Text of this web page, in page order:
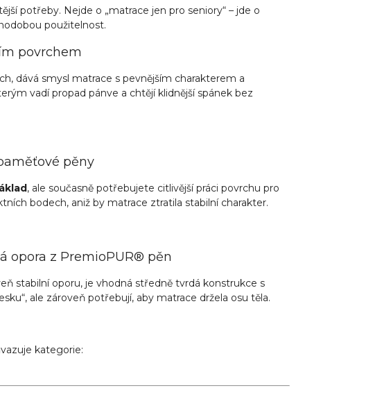
potřeby. Nejde o „matrace jen pro seniory“ – jde o
použitelnost.
povrchem
dává smysl matrace s pevnějším charakterem a
vadí propad pánve a chtějí klidnější spánek bez
pěny
, ale současně potřebujete citlivější práci povrchu pro
bodech, aniž by matrace ztratila stabilní charakter.
opora z PremioPUR® pěn
stabilní oporu, je vhodná středně tvrdá konstrukce s
ale zároveň potřebují, aby matrace držela osu těla.
kategorie: